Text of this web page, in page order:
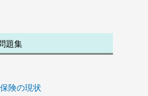
題集
険の現状